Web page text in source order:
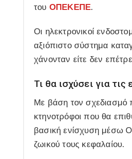
του ΟΠΕΚΕΠΕ.
Οι ηλεκτρονικοί
αξιόπιστο σύστημα
χάνονταν είτε δεν
Τι θα ισχύσει για
Με βάση τον σχεδιασμό
κτηνοτρόφοι που θα
βασική ενίσχυση μέσω
ζωικού τους κεφαλαίου.